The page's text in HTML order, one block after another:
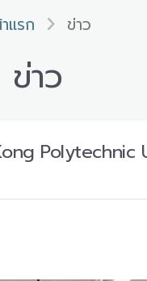
แรก ข่าว
ข่าว
Polytechnic